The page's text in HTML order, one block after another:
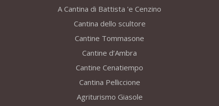
A Cantina di Battista 'e Cenzino
Cantina dello scultore
Cantine Tommasone
Cantine d’Ambra
Cantine Cenatiempo
Cantina Pelliccione
Agriturismo Giasole